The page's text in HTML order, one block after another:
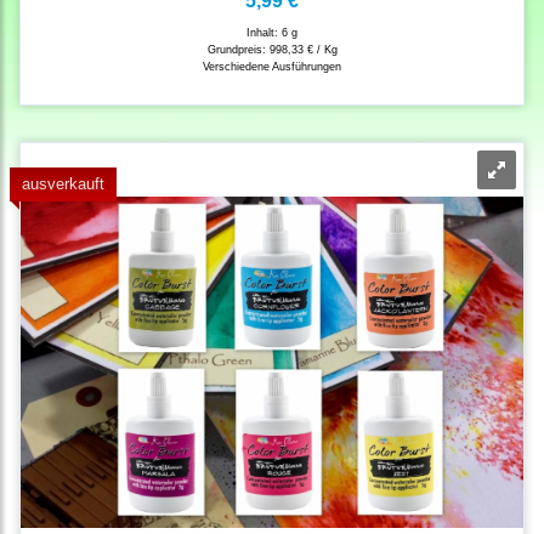
Inhalt: 6 g
Grundpreis: 998,33 € / Kg
Verschiedene Ausführungen
ausverkauft